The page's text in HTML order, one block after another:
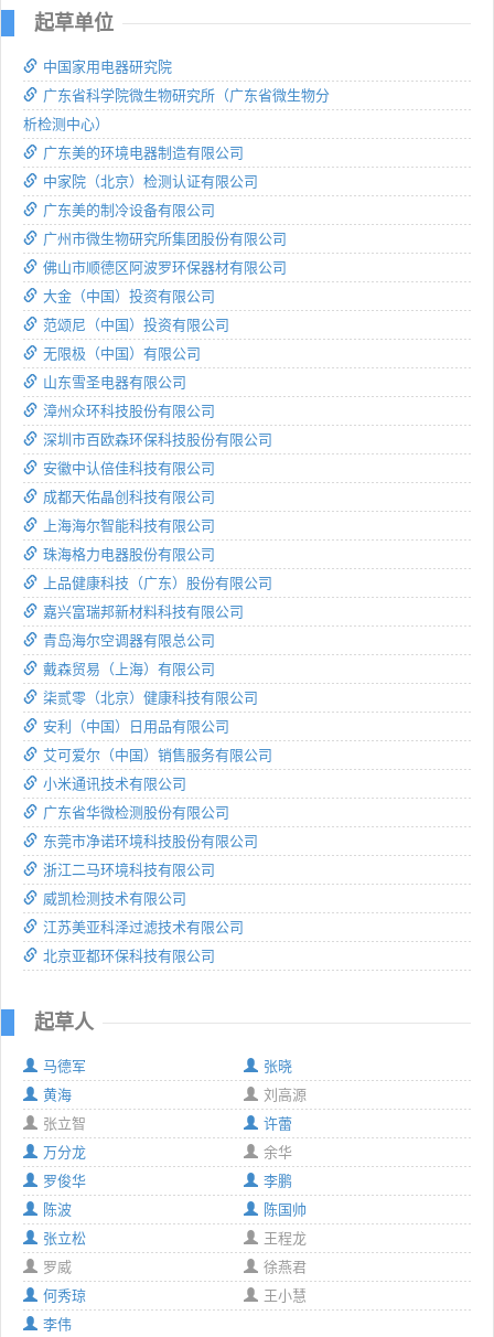
起草单位
中国家用电器研究院
广东省科学院微生物研究所（广东省微生物分
析检测中心）
广东美的环境电器制造有限公司
中家院（北京）检测认证有限公司
广东美的制冷设备有限公司
广州市微生物研究所集团股份有限公司
佛山市顺德区阿波罗环保器材有限公司
大金（中国）投资有限公司
范颂尼（中国）投资有限公司
无限极（中国）有限公司
山东雪圣电器有限公司
漳州众环科技股份有限公司
深圳市百欧森环保科技股份有限公司
安徽中认倍佳科技有限公司
成都天佑晶创科技有限公司
上海海尔智能科技有限公司
珠海格力电器股份有限公司
上品健康科技（广东）股份有限公司
嘉兴富瑞邦新材料科技有限公司
青岛海尔空调器有限总公司
戴森贸易（上海）有限公司
柒贰零（北京）健康科技有限公司
安利（中国）日用品有限公司
艾可爱尔（中国）销售服务有限公司
小米通讯技术有限公司
广东省华微检测股份有限公司
东莞市净诺环境科技股份有限公司
浙江二马环境科技有限公司
威凯检测技术有限公司
江苏美亚科泽过滤技术有限公司
北京亚都环保科技有限公司
起草人
马德军
张晓
黄海
刘高源
张立智
许蕾
万分龙
余华
罗俊华
李鹏
陈波
陈国帅
张立松
王程龙
罗威
徐燕君
何秀琼
王小慧
李伟